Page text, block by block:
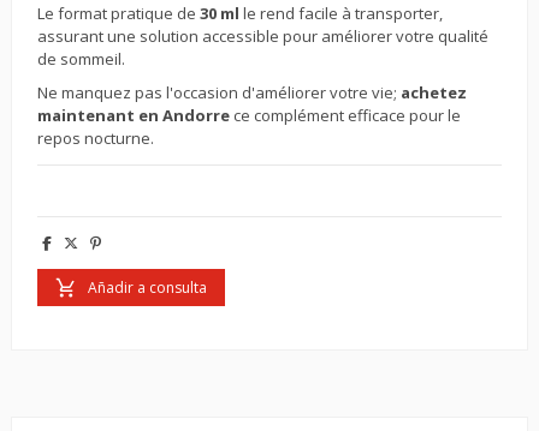
Le format pratique de 30 ml le rend facile à transporter,
assurant une solution accessible pour améliorer votre qualité
de sommeil.
Ne manquez pas l'occasion d'améliorer votre vie; achetez
maintenant en Andorre ce complément efficace pour le
repos nocturne.
Añadir a consulta